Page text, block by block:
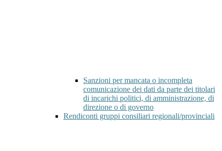
Sanzioni per mancata o incompleta
comunicazione dei dati da parte dei titolari
di incarichi politici, di amministrazione, di
direzione o di governo
Rendiconti gruppi consiliari regionali/provinciali